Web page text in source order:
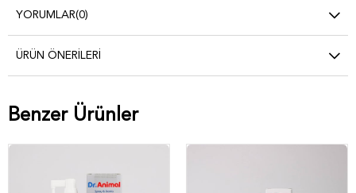
YORUMLAR(0)
ÜRÜN ÖNERILERI
Benzer Ürünler